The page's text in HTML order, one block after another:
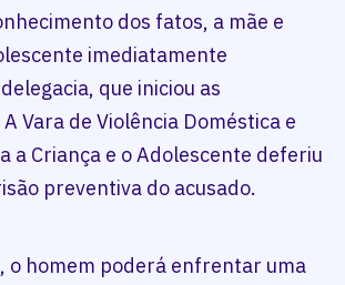
dos fatos, a mãe e
imediatamente
que iniciou as
Vara de Violência Doméstica e
a Criança e o Adolescente deferiu
preventiva do acusado.
o homem poderá enfrentar uma